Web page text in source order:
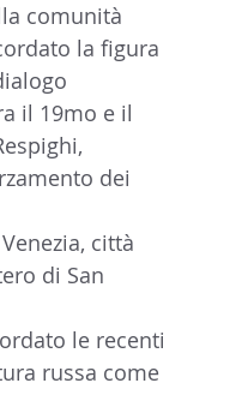
16 - FARNESINA
EUROPA
SUD 23 - AFRICA
comunità
la figura
il 19mo e il
dei
città
di San
le recenti
russa come